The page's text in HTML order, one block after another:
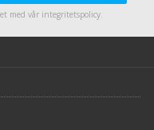
med vår integritetspolicy.